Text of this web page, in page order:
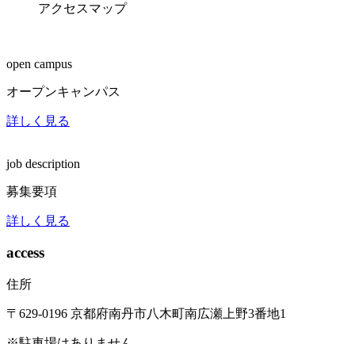
アクセスマップ
open campus
オープンキャンパス
詳しく見る
job description
募集要項
詳しく見る
access
住所
〒629-0196 京都府南丹市八木町南広瀬上野3番地1